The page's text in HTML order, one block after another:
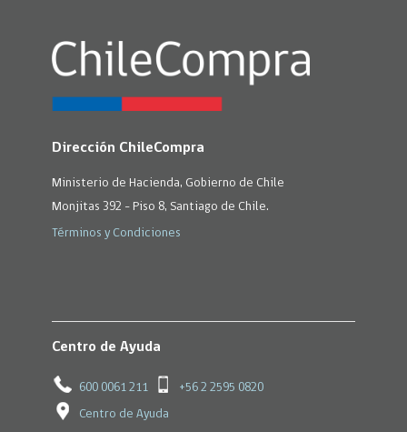
Dirección ChileCompra
Ministerio de Hacienda, Gobierno de Chile
Monjitas 392 - Piso 8, Santiago de Chile.
Términos y Condiciones
Centro de Ayuda
600 0061 211 +56 2 2595 0820
Centro de Ayuda